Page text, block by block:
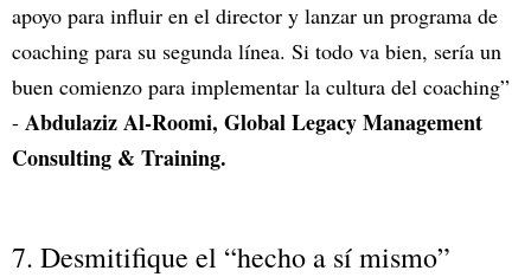
apoyo para influir en el director y lanzar un programa de
coaching para su segunda línea. Si todo va bien, sería un
buen comienzo para implementar la cultura del coaching”
- Abdulaziz Al-Roomi, Global Legacy Management
Consulting & Training.
7. Desmitifique el “hecho a sí mismo”